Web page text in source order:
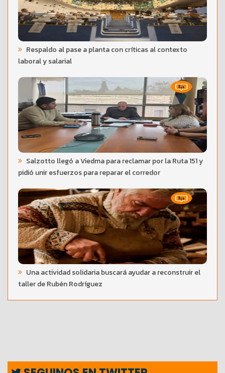
Respaldo al pase a planta con críticas al contexto
laboral y salarial
Salzotto llegó a Viedma para reclamar por la Ruta 151 y
pidió unir esfuerzos para reparar el corredor
Una actividad solidaria buscará ayudar a reconstruir el
taller de Rubén Rodríguez